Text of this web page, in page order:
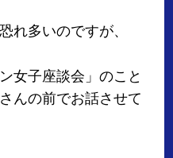
れ多いのですが、
女子座談会」のこと
んの前でお話させて